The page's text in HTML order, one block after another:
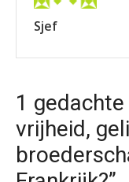
Sjef
1
vrijheid,